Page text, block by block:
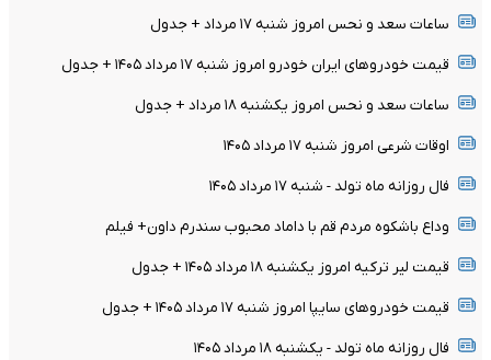
ساعات سعد و نحس امروز شنبه ۱۷ مرداد + جدول
قیمت خودرو‌های ایران خودرو امروز شنبه ۱۷ مرداد ۱۴۰۵ + جدول
ساعات سعد و نحس امروز یکشنبه ۱۸ مرداد + جدول
اوقات شرعی امروز شنبه ۱۷ مرداد ۱۴۰۵
فال روزانه ماه تولد - شنبه ۱۷ مرداد ۱۴۰۵
وداع باشکوه مردم قم با داماد محبوب سندرم داون+ فیلم
قیمت لیر ترکیه امروز یکشنبه ۱۸ مرداد ۱۴۰۵ + جدول
قیمت خودرو‌های سایپا امروز شنبه ۱۷ مرداد ۱۴۰۵ + جدول
فال روزانه ماه تولد - یکشنبه ۱۸ مرداد ۱۴۰۵